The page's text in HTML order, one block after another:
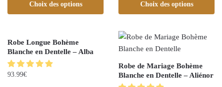
Choix des options Choix des options
Robe Longue Bohème
Blanche en Dentelle – Alba
93.99€
Robe de Mariage Bohème
Blanche en Dentelle – Aliénor